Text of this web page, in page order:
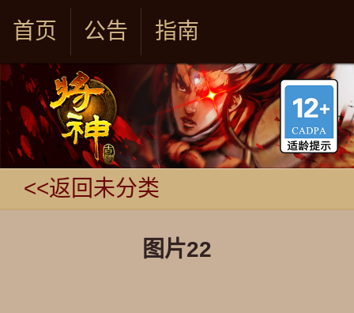
首页 公告 指南
<<返回未分类
图片22